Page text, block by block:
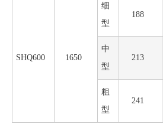
SHQ600 1650
细
型
188
中
型
213
粗
型
241